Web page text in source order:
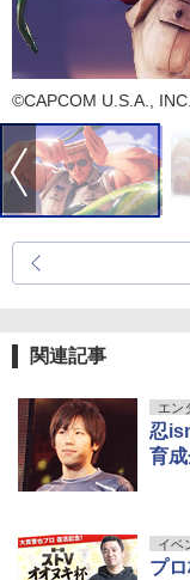
©CAPCOM U.S.A.,
関連記事
エン
忍
育成
イベ
プ